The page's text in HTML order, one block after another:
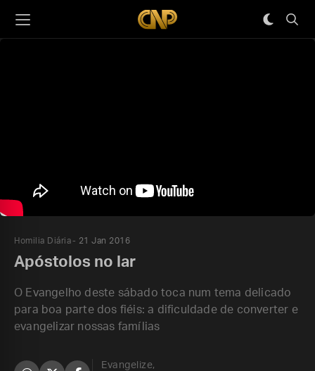
Homilia Diária 21 Jan 2016
Apóstolos no lar
O Evangelho deste sábado toca num tema delicado
para boa parte dos fiéis: a dificuldade de converter e
evangelizar nossas famílias
Evangelize,